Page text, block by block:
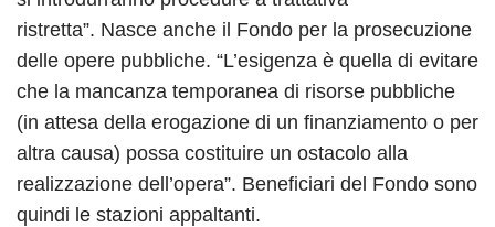
ristretta”. Nasce anche il Fondo per la prosecuzione
delle opere pubbliche. “L’esigenza è quella di evitare
che la mancanza temporanea di risorse pubbliche
(in attesa della erogazione di un finanziamento o per
altra causa) possa costituire un ostacolo alla
realizzazione dell’opera”. Beneficiari del Fondo sono
quindi le stazioni appaltanti.